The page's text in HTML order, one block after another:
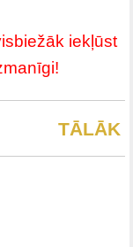
iekļūst
TĀLĀK